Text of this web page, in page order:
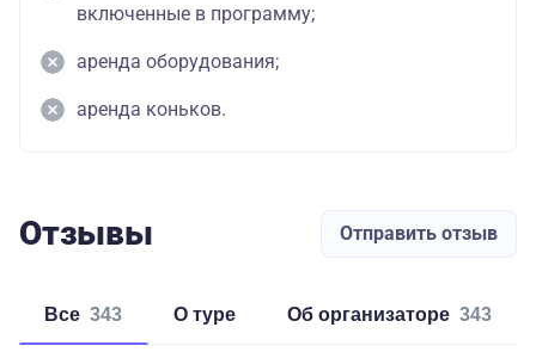
включенные в программу;
аренда оборудования;
аренда коньков.
Отзывы Отправить отзыв
Все 343 о туре об организаторе 343